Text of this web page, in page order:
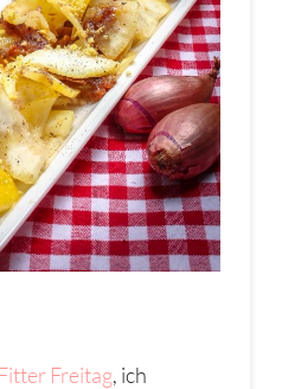
Fitter Freitag, ich